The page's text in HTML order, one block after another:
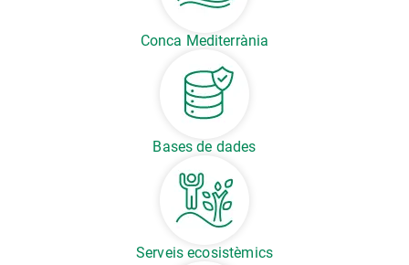
Conca Mediterrània
Bases de dades
Serveis ecosistèmics